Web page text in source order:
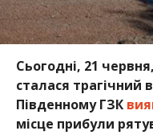
Сьогодні, 21
сталася трагічний
Південному ГЗК
місце прибули